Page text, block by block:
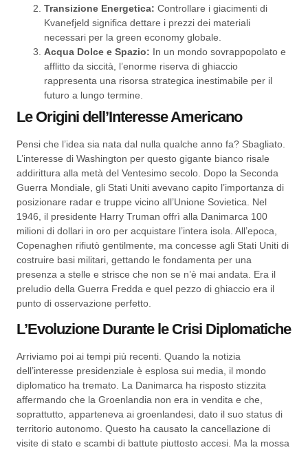
Transizione Energetica: Controllare i giacimenti di
Kvanefjeld significa dettare i prezzi dei materiali
necessari per la green economy globale.
Acqua Dolce e Spazio: In un mondo sovrappopolato e
afflitto da siccità, l’enorme riserva di ghiaccio
rappresenta una risorsa strategica inestimabile per il
futuro a lungo termine.
Le Origini dell’Interesse Americano
Pensi che l’idea sia nata dal nulla qualche anno fa? Sbagliato.
L’interesse di Washington per questo gigante bianco risale
addirittura alla metà del Ventesimo secolo. Dopo la Seconda
Guerra Mondiale, gli Stati Uniti avevano capito l’importanza di
posizionare radar e truppe vicino all’Unione Sovietica. Nel
1946, il presidente Harry Truman offrì alla Danimarca 100
milioni di dollari in oro per acquistare l’intera isola. All’epoca,
Copenaghen rifiutò gentilmente, ma concesse agli Stati Uniti di
costruire basi militari, gettando le fondamenta per una
presenza a stelle e strisce che non se n’è mai andata. Era il
preludio della Guerra Fredda e quel pezzo di ghiaccio era il
punto di osservazione perfetto.
L’Evoluzione Durante le Crisi Diplomatiche
Arriviamo poi ai tempi più recenti. Quando la notizia
dell’interesse presidenziale è esplosa sui media, il mondo
diplomatico ha tremato. La Danimarca ha risposto stizzita
affermando che la Groenlandia non era in vendita e che,
soprattutto, apparteneva ai groenlandesi, dato il suo status di
territorio autonomo. Questo ha causato la cancellazione di
visite di stato e scambi di battute piuttosto accesi. Ma la mossa